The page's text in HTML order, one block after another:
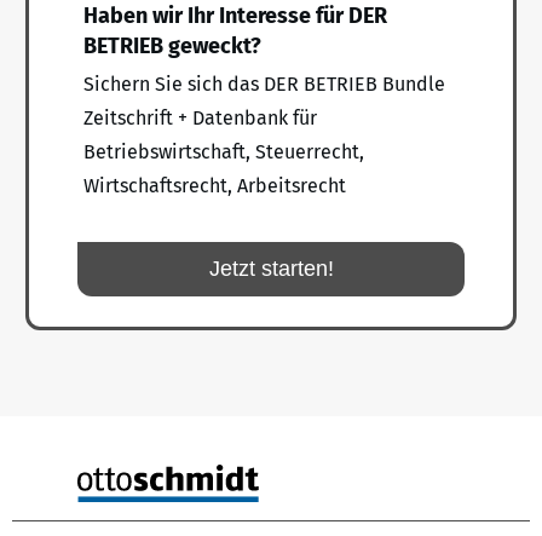
Haben wir Ihr Interesse für DER
BETRIEB geweckt?
Sichern Sie sich das DER BETRIEB Bundle
Zeitschrift + Datenbank für
Betriebswirtschaft, Steuerrecht,
Wirtschaftsrecht, Arbeitsrecht
Jetzt starten!